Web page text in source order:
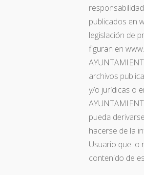
publicados en
legislación de
figuran en
archivos
y/o jurídicas o
pueda
hacerse de la
Usuario que lo
contenido de